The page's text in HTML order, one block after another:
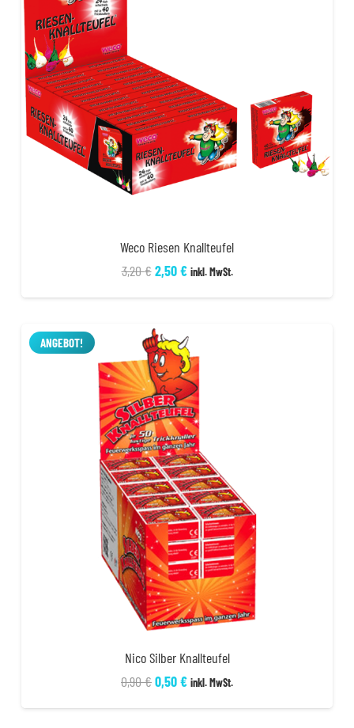
Weco Riesen Knallteufel
3,20€ Ursprünglicher
3,20 €
2,50€Aktueller
2,50 €.
inkl. MwSt.
ANGEBOT!
Nico Silber Knallteufel
0,90€Ursprünglicher
0,50€Aktueller
inkl. MwSt.